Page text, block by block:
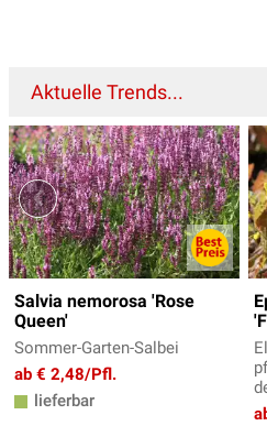
Aktuelle Trends...
Salvia nemorosa 'Rose
Queen'
Sommer-Garten-Salbei
ab € 2,48/Pfl.
lieferbar